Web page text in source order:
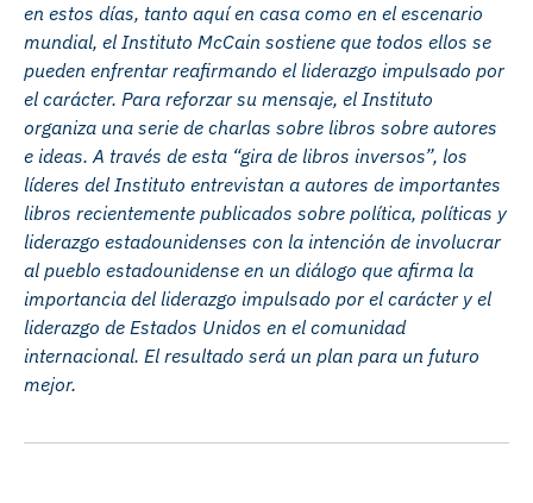
en estos días, tanto aquí en casa como en el escenario
mundial, el Instituto McCain sostiene que todos ellos se
pueden enfrentar reafirmando el liderazgo impulsado por
el carácter. Para reforzar su mensaje, el Instituto
organiza una serie de charlas sobre libros sobre autores
e ideas. A través de esta “gira de libros inversos”, los
líderes del Instituto entrevistan a autores de importantes
libros recientemente publicados sobre política, políticas y
liderazgo estadounidenses con la intención de involucrar
al pueblo estadounidense en un diálogo que afirma la
importancia del liderazgo impulsado por el carácter y el
liderazgo de Estados Unidos en el comunidad
internacional. El resultado será un plan para un futuro
mejor.